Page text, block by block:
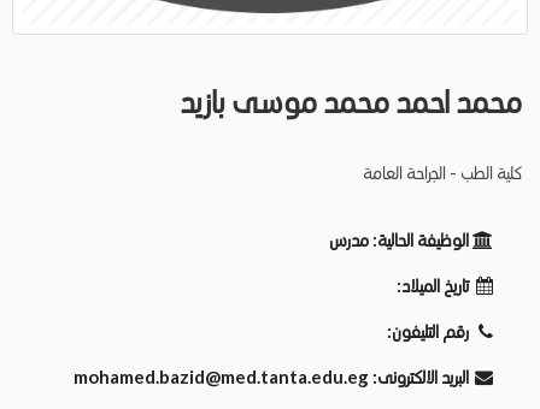
محمد احمد محمد موسى بازيد
كلية الطب - الجراحة العامة
الوظيفة الحالية: مدرس
تاريخ الميلاد:
رقم التليفون:
البريد الالكترونى: mohamed.bazid@med.tanta.edu.eg